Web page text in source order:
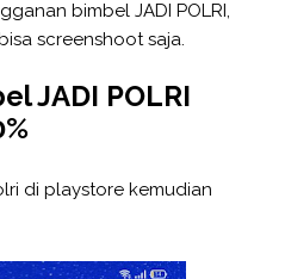
bimbel JADI POLRI,
screenshoot saja.
JADI POLRI
di playstore kemudian